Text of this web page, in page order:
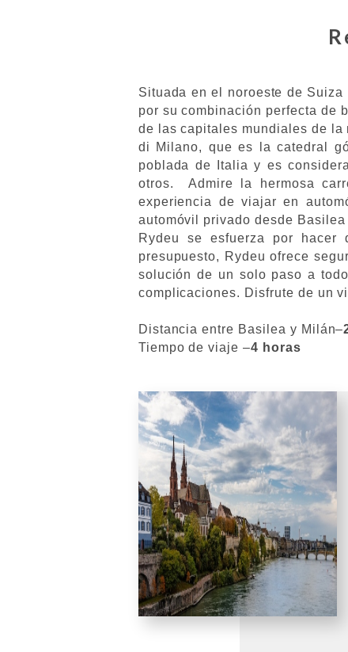
Situada en el noroeste de
por su combinación perfecta de
de las capitales mundiales de
di Milano, que es la catedral
poblada de Italia y es
otros. Admire la hermosa
experiencia de viajar en
automóvil privado desde
Rydeu se esfuerza por
presupuesto, Rydeu ofrece
solución de un solo paso a
complicaciones. Disfrute de un
Distancia entre Basilea y Milán–
Tiempo de viaje –4 horas